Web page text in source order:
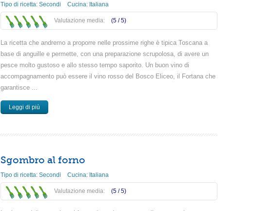
Tipo di ricetta: Secondi Cucina: Italiana
Valutazione media: (5 /5)
La ricetta che andremo a proporre nelle prossime righe è tipica Toscana a
base di anguille e permette, con una preparazione scrupolosa, di avere un
pesce molto gustoso e allo stesso tempo saporito. Un buon vino di
accompagnamento può essere il vino rosso del Bosco Eliceo, il Fortana che
garantisce ...
Leggi di più
Sgombro al forno
Tipo di ricetta: Secondi Cucina: Italiana
Valutazione media: (5 /5)